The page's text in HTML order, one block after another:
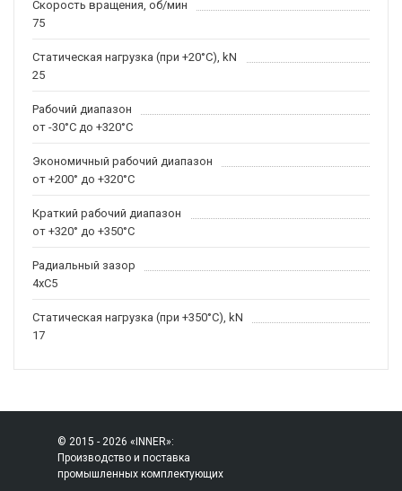
Скорость вращения, об/мин
75
Статическая нагрузка (при +20°C), kN
25
Рабочий диапазон
от -30°C до +320°C
Экономичный рабочий диапазон
от +200° до +320°C
Краткий рабочий диапазон
от +320° до +350°C
Радиальный зазор
4xC5
Статическая нагрузка (при +350°C), kN
17
© 2015 - 2026 «INNER»:
Производство и поставка
промышленных комплектующих